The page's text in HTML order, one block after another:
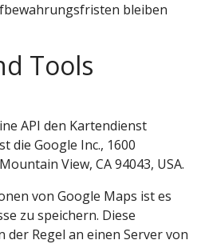
bleiben
Tools
API den Kartendienst
die Google Inc., 1600
View, CA 94043, USA.
von Google Maps ist es
zu speichern. Diese
Regel an einen Server von